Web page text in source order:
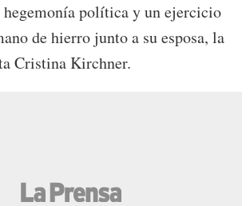
hegemonía política y un ejercicio
de hierro junto a su esposa, la
Cristina Kirchner.